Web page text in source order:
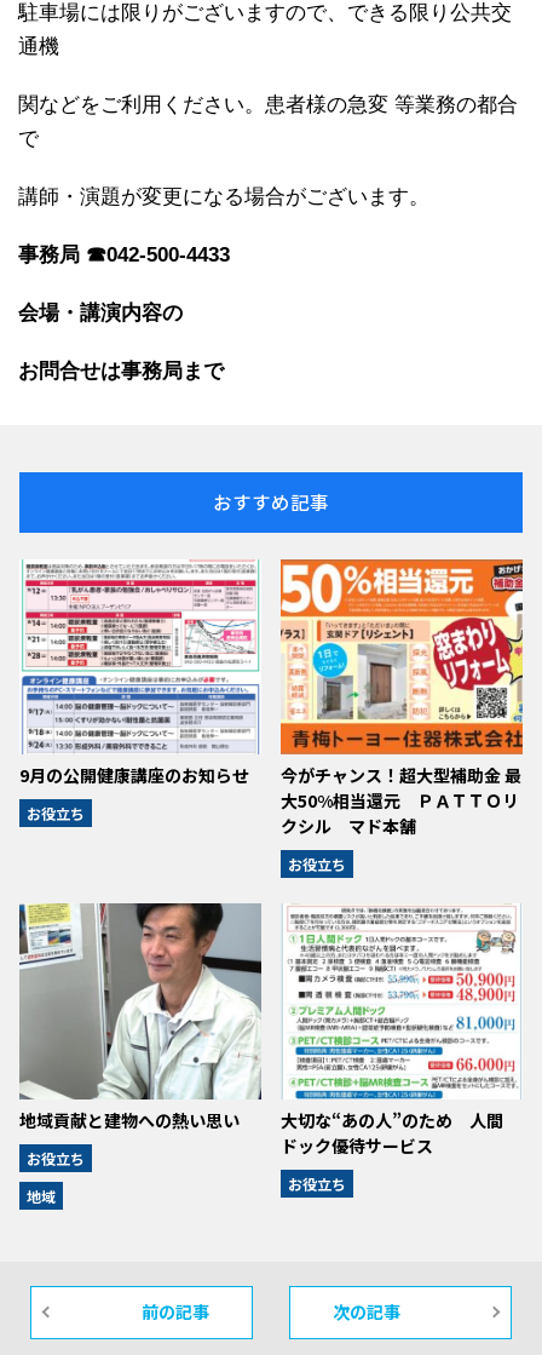
駐車場には限りがございますので、できる限り公共交
通機
関などをご利用ください。患者様の急変 等業務の都合
で
講師・演題が変更になる場合がございます。
事務局 ☎042-500-4433
会場・講演内容の
お問合せは事務局まで
おすすめ記事
9月の公開健康講座のお知らせ
お役立ち
今がチャンス！超大型補助金 最
大50%相当還元 ＰＡＴＴＯリ
クシル マド本舗
お役立ち
地域貢献と建物への熱い思い
お役立ち
地域
大切な“あの人”のため 人間
ドック優待サービス
お役立ち
前の記事 次の記事